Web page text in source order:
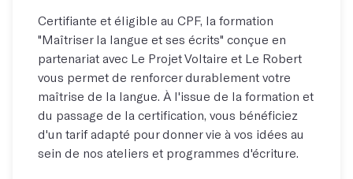
Certifiante et éligible au CPF, la formation
"Maîtriser la langue et ses écrits" conçue en
partenariat avec Le Projet Voltaire et Le Robert
vous permet de renforcer durablement votre
maîtrise de la langue. À l'issue de la formation et
du passage de la certification, vous bénéficiez
d'un tarif adapté pour donner vie à vos idées au
sein de nos ateliers et programmes d'écriture.